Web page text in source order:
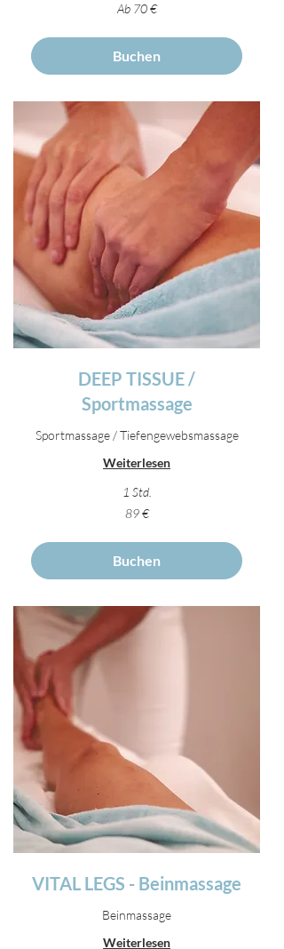
Ab 70 €
Buchen
DEEP TISSUE /
Sportmassage
Sportmassage / Tiefengewebsmassage
Weiterlesen
1 Std.
89 €
Buchen
VITAL LEGS - Beinmassage
Beinmassage
Weiterlesen